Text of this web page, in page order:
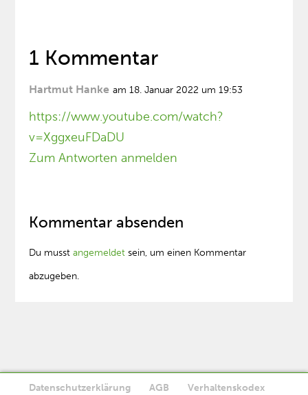
1 Kommentar
Hartmut Hanke am 18. Januar 2022 um 19:53
https://www.youtube.com/watch?
v=XggxeuFDaDU
Zum Antworten anmelden
Kommentar absenden
Du musstangemeldet sein, um einen Kommentar
abzugeben.
Datenschutzerklärung AGB
Verhaltenskodex